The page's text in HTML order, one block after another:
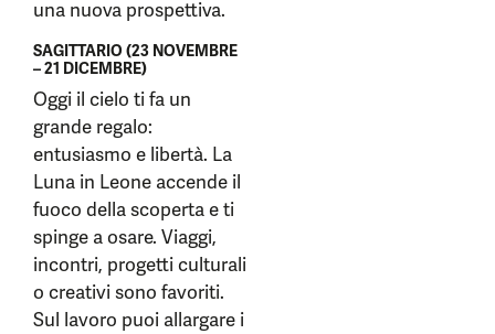
una nuova prospettiva.
SAGITTARIO (23 NOVEMBRE
– 21 DICEMBRE)
Oggi il cielo ti fa un
grande regalo:
entusiasmo e libertà. La
Luna in Leone accende il
fuoco della scoperta e ti
spinge a osare. Viaggi,
incontri, progetti culturali
o creativi sono favoriti.
Sul lavoro puoi allargare i